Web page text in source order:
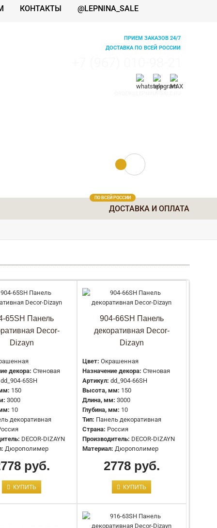
КОНТАКТЫ @LEPNINA_SALE
ПРИЕМ ЗАКАЗОВ 24/7
ДОСТАВКА ПО ВСЕЙ РОССИИ
ДОСТАВКА И ОПЛАТА
ПО ВСЕЙ РОССИИ
Цвет: Окрашенная
Назначение декора: Стеновая
Артикул:
Высота, мм:
Глубина, мм:
Производитель:
DECOR-DIZAYN
Материал:
Дюрополимер
Цвет: Окрашенная
Назначение декора: Стеновая
Артикул: dd_904-64SH
Высота, мм:
Глубина, мм:
Страна:
Материал: Дюрополимер
65SH Панель
Decor-
Dizayn
декора: Стеновая
dd_904-65SH
150
3000
10
декоративная
DECOR-DIZAYN
Дюрополимер
руб.
КУПИТЬ
904-66SH Панель
декоративная Decor-
Dizayn
Цвет: Окрашенная
Назначение декора: Стеновая
Артикул: dd_904-66SH
Высота, мм: 150
Длина, мм: 3000
Глубина, мм: 10
Тип: Панель декоративная
Страна: Россия
Производитель: DECOR-DIZAYN
Материал: Дюрополимер
2778 руб.
КУПИТЬ